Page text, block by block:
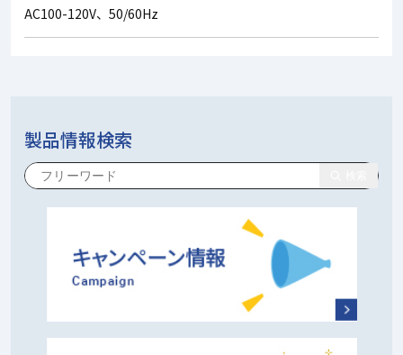
AC100-120V、50/60Hz
製品情報検索